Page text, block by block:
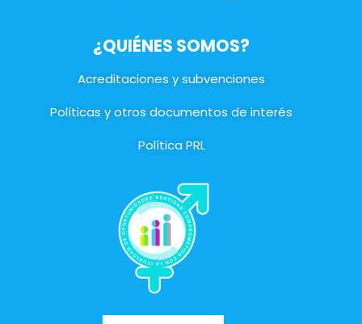
¿QUIÉNES SOMOS?
Acreditaciones y subvenciones
Políticas y otros documentos de interés
Política PRL